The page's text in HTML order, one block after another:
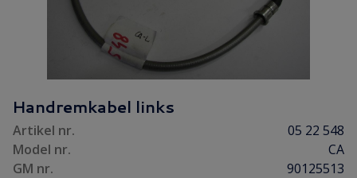
Handremkabel links
Artikel nr.
05 22 548
Model nr.
CA
GM nr.
90125513